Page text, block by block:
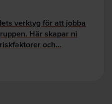
verktyg för att jobba
Här skapar ni
och…